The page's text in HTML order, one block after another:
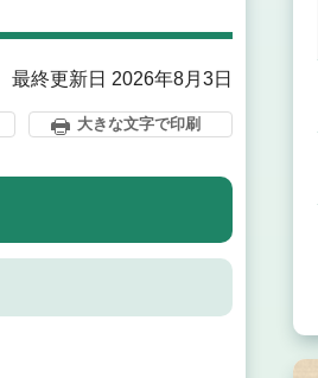
最終更新日 2026年8月3日
大きな文字で印刷